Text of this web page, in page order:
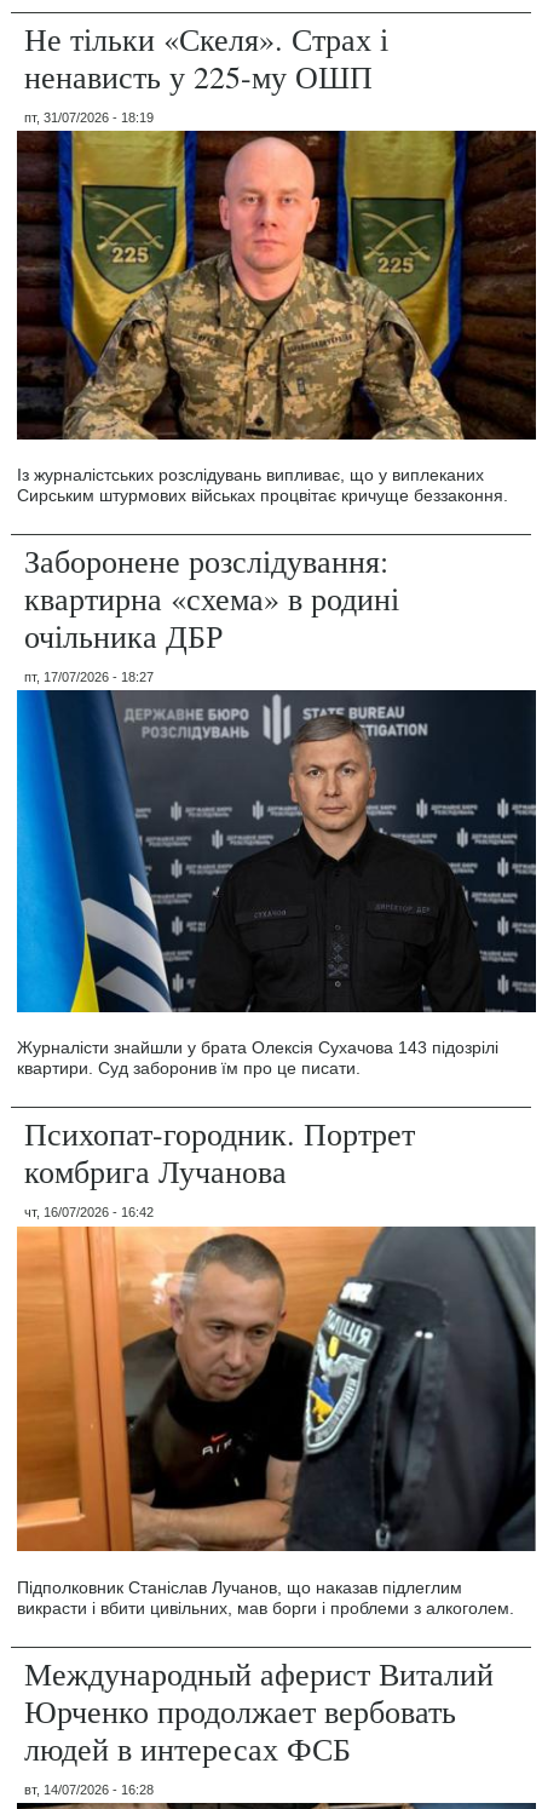
Не тільки «Скеля». Страх і
ненависть у 225-му ОШП
пт, 31/07/2026 - 18:19
Із журналістських розслідувань випливає, що у виплеканих
Сирським штурмових військах процвітає кричуще беззаконня.
Заборонене розслідування:
квартирна «схема» в родині
очільника ДБР
пт, 17/07/2026 - 18:27
Журналісти знайшли у брата Олексія Сухачова 143 підозрілі
квартири. Суд заборонив їм про це писати.
Психопат-городник. Портрет
комбрига Лучанова
чт, 16/07/2026 - 16:42
Підполковник Станіслав Лучанов, що наказав підлеглим
викрасти і вбити цивільних, мав борги і проблеми з алкоголем.
Международный аферист Виталий
Юрченко продолжает вербовать
людей в интересах ФСБ
вт, 14/07/2026 - 16:28